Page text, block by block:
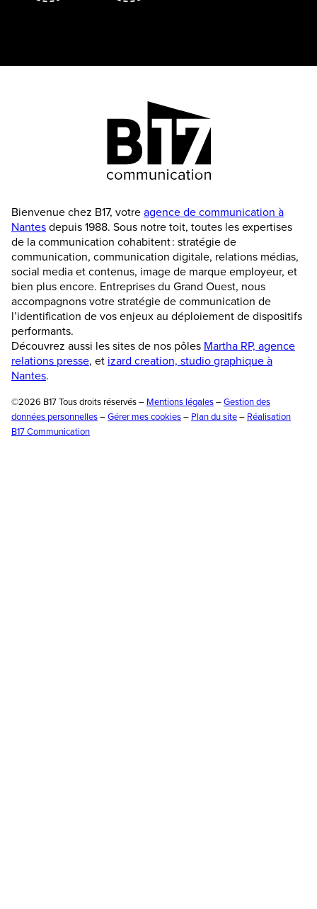
Bienvenue chez B17, votreagence de communication à
Nantesdepuis 1988. Sous notre toit, toutes les expertises
de la communication cohabitent : stratégie de
communication, communication digitale, relations médias,
social media et contenus, image de marque employeur, et
bien plus encore. Entreprises du Grand Ouest, nous
accompagnons votre stratégie de communication de
l’identification de vos enjeux au déploiement de dispositifs
performants.
Découvrez aussi les sites de nos pôles Martha RP, agence
relations presse, et izard creation, studio graphique à
Nantes.
©2026 B17 Tous droits réservés – Mentions légales–Gestion des
données personnelles–Gérer mes cookies– Plan du site– Réalisation
B17 Communication